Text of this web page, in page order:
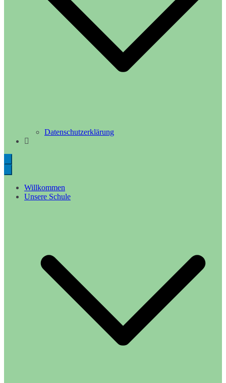
Datenschutzerklärung
Willkommen
Unsere Schule